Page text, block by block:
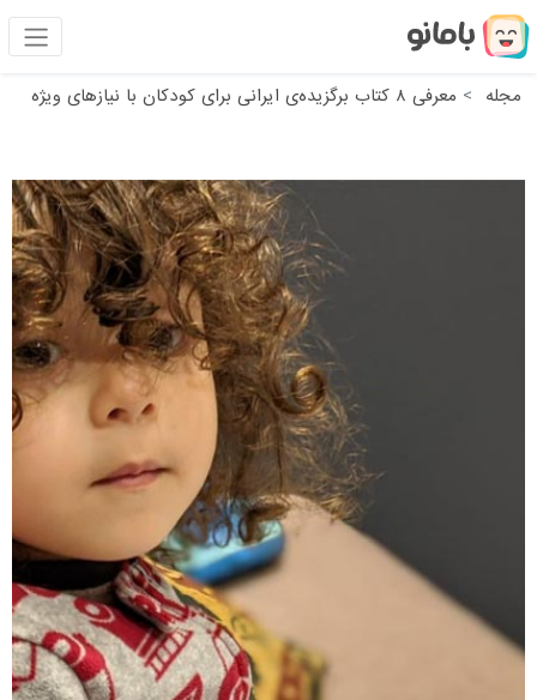
مجله معرفی ۸ کتاب برگزیده‌ی ایرانی برای کودکان با نیازهای ویژه